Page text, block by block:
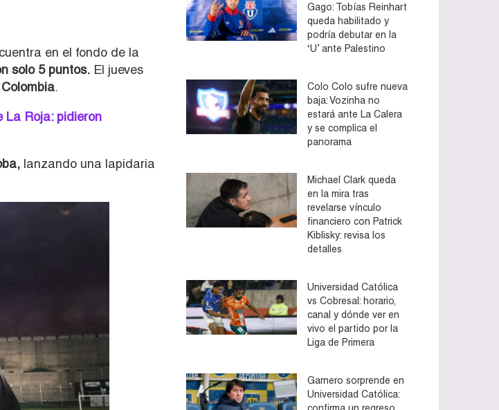
en el fondo de la
solo 5 puntos. El jueves
Colombia.
La Roja: pidieron
lanzando una lapidaria
Gago: Tobías Reinhart
queda habilitado y
podría debutar en la
‘U’ ante Palestino
Colo Colo sufre nueva
baja: Vozinha no
estará ante La Calera
y se complica el
panorama
Michael Clark queda
en la mira tras
revelarse vínculo
financiero con Patrick
Kiblisky: revisa los
detalles
Universidad Católica
vs Cobresal: horario,
canal y dónde ver en
vivo el partido por la
Liga de Primera
Garnero sorprende en
Universidad Católica: